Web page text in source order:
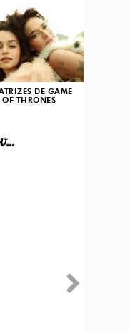
DE GAME
OF THRONES